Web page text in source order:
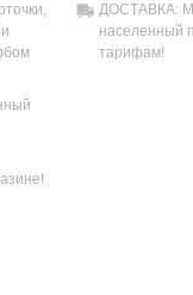
ДОСТАВКА:
населенный
тарифам!